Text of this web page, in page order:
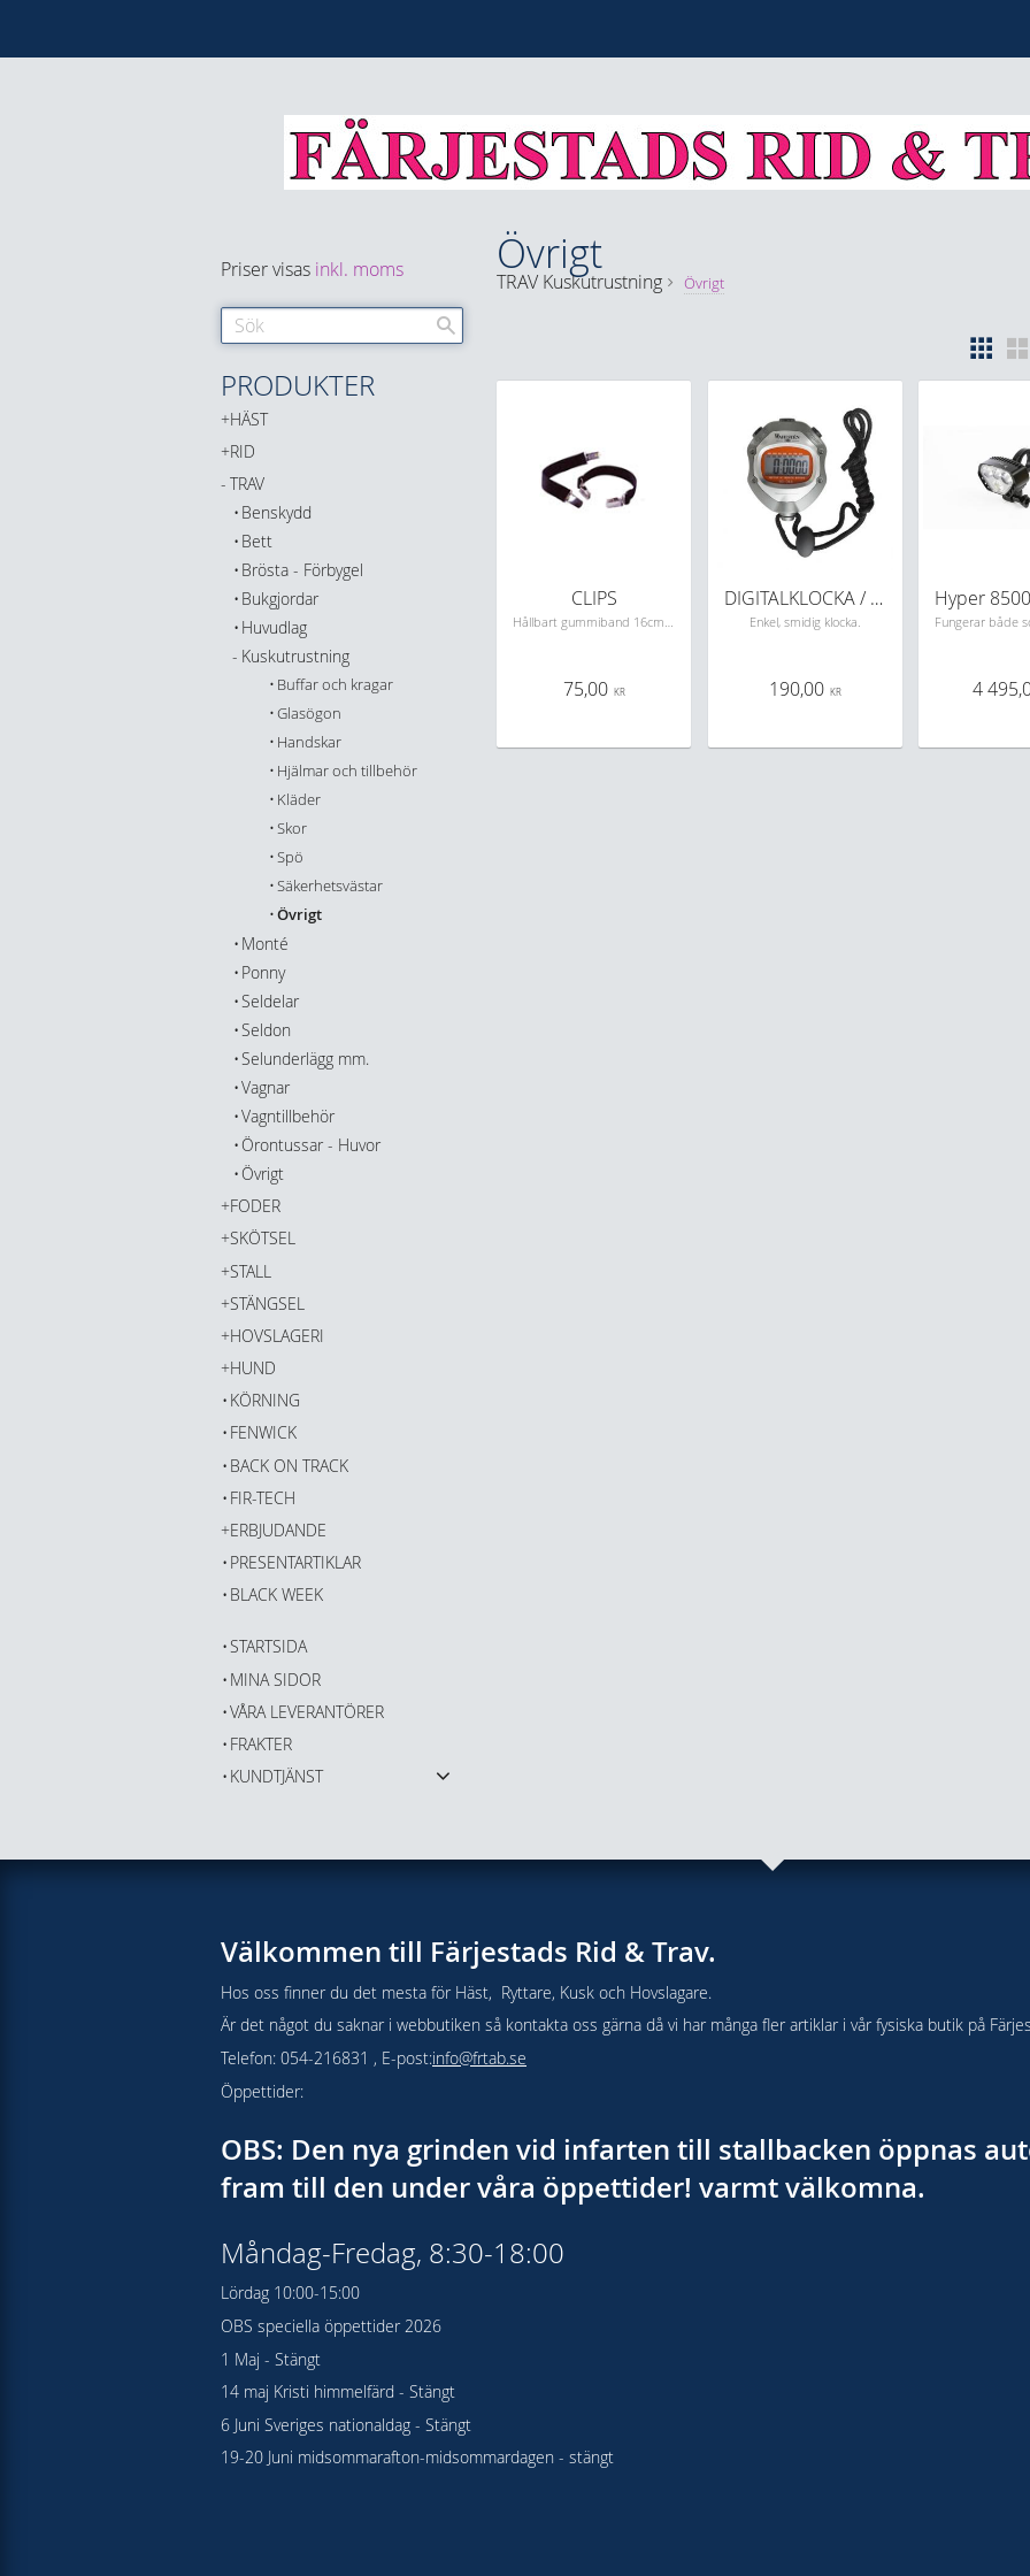
Övrigt
TRAV Kuskutrustning Övrigt
CLIPS
Hållbart gummiband 16cm, rostfria clips i båda ändar, säljes parvis
75,00 KR
DIGITALKLOCKA / tidtagarur
Enkel, smidig klocka.
190,00 KR 4
Priser visas inkl. moms
PRODUKTER
HÄST
RID
TRAV
Benskydd
Bett
Brösta - Förbygel
Bukgjordar
Huvudlag
Kuskutrustning
Buffar och kragar
Glasögon
Handskar
Hjälmar och tillbehör
Kläder
Skor
Spö
Säkerhetsvästar
Övrigt
Monté
Ponny
Seldelar
Seldon
Selunderlägg mm.
Vagnar
Vagntillbehör
Örontussar - Huvor
Övrigt
FODER
SKÖTSEL
STALL
STÄNGSEL
HOVSLAGERI
HUND
KÖRNING
FENWICK
BACK ON TRACK
FIR-TECH
ERBJUDANDE
PRESENTARTIKLAR
BLACK WEEK
STARTSIDA
MINA SIDOR
VÅRA LEVERANTÖRER
FRAKTER
KUNDTJÄNST
Välkommen till Färjestads Rid & Trav.
Hos oss finner du det mesta för Häst, Ryttare, Kusk och Hovslagare.
Är det något du saknar i webbutiken så kontakta oss gärna då vi har många fler artiklar i vår fysiska butik på
Telefon: 054-216831 , E-post:info@frtab.se
Öppettider:
OBS: Den nya grinden vid infarten till stallbacken öppnas
fram till den under våra öppettider! varmt välkomna.
Måndag-Fredag, 8:30-18:00
Lördag 10:00-15:00
OBS speciella öppettider 2026
1 Maj - Stängt
14 maj Kristi himmelfärd - Stängt
6 Juni Sveriges nationaldag - Stängt
19-20 Juni midsommarafton-midsommardagen - stängt